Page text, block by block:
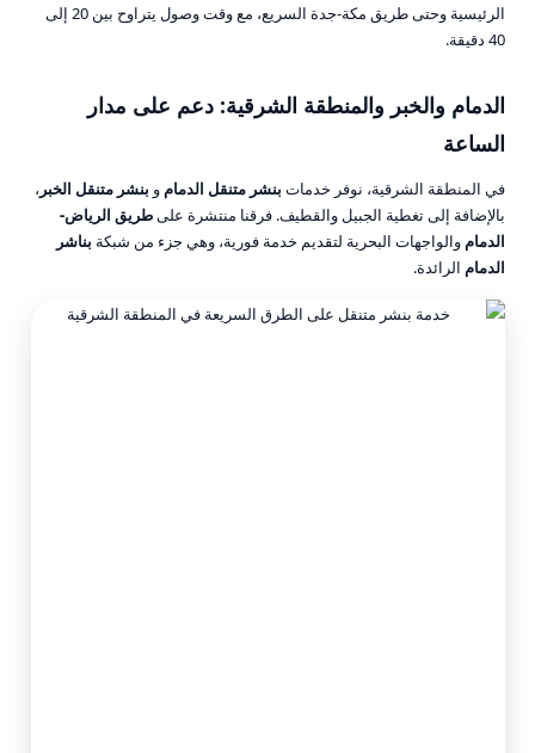
الرئيسية وحتى طريق مكة-جدة السريع، مع وقت وصول يتراوح بين 20 إلى
40 دقيقة.
الدمام والخبر والمنطقة الشرقية: دعم على مدار
الساعة
في المنطقة الشرقية، نوفر خدمات بنشر متنقل الدمام و بنشر متنقل الخبر ،
بالإضافة إلى تغطية الجبيل والقطيف. فرقنا منتشرة علىطريق الرياض-
الدمام والواجهات البحرية لتقديم خدمة فورية، وهي جزء من شبكة بناشر
الدمام الرائدة.